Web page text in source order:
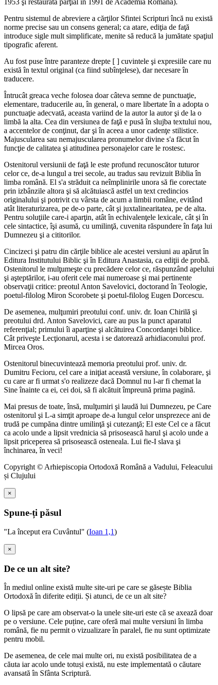
1953 şi restaurată parţial în 1991 de Academia Română).
Pentru sistemul de abreviere a cărţilor Sfintei Scripturi încă nu există
norme precise sau un consens general; ca atare, ediţia de faţă
introduce sigle mult simplificate, menite să reducă la jumătate spaţiul
tipografic aferent.
Au fost puse între paranteze drepte [ ] cuvintele şi expresiile care nu
există în textul original (ca fiind subînţelese), dar necesare în
traducere.
Întrucât greaca veche folosea doar câteva semne de punctuaţie,
elementare, traducerile au, în general, o mare libertate în a adopta o
punctuaţie adecvată, aceasta variind de la autor la autor şi de la o
limbă la alta. Cea din versiunea de faţă e pusă în slujba textului nou,
a accentelor de conţinut, dar şi în aceea a unor cadenţe stilistice.
Majuscularea sau nemajuscularea pronumelor divine s'a făcut în
funcţie de calitatea şi atitudinea personajelor care le rostesc.
Ostenitorul versiunii de faţă le este profund recunoscător tuturor
celor ce, de-a lungul a trei secole, au tradus sau revizuit Biblia în
limba română. El s'a străduit ca neîmplinirile unora să fie corectate
prin izbânzile altora şi să alcătuiască astfel un text credincios
originalului şi potrivit cu vârsta de acum a limbii române, evitând
atât literaturizarea, pe de-o parte, cât şi juxtalinearitatea, pe de alta.
Pentru soluţiile care-i aparţin, atât în echivalenţele lexicale, cât şi în
cele sintactice, îşi asumă, cu umilinţă, cuvenita răspundere în faţa lui
Dumnezeu şi a cititorilor.
Cincizeci şi patru din cărţile biblice ale acestei versiuni au apărut în
Editura Institutului Biblic şi în Editura Anastasia, ca ediţii de probă.
Ostenitorul le mulţumeşte cu precădere celor ce, răspunzând apelului
şi aşteptărilor, i-au oferit cele mai numeroase şi mai pertinente
observaţii critice: preotul Anton Savelovici, doctorand în Teologie,
poetul-filolog Miron Scorobete şi poetul-filolog Eugen Dorcescu.
De asemenea, mulţumiri preotului conf. univ. dr. Ioan Chirilă şi
preotului drd. Anton Savelovici, care au pus la punct aparatul
referenţial; primului îi aparţine şi alcătuirea Concordanţei biblice.
Cât priveşte Lecţionarul, acesta i se datorează arhidiaconului prof.
Mircea Oros.
Ostenitorul binecuvintează memoria preotului prof. univ. dr.
Dumitru Fecioru, cel care a iniţiat această versiune, în colaborare, şi
cu care ar fi urmat s'o realizeze dacă Domnul nu l-ar fi chemat la
Sine înainte ca ei, cei doi, să fi alcătuit împreună prima pagină.
Mai presus de toate, însă, mulţumiri şi laudă lui Dumnezeu, pe Care
ostenitorul şi L-a simţit aproape de-a lungul celor unsprezece ani de
trudă pe cumpăna dintre umilinţă şi cutezanţă; El este Cel ce a făcut
ca acolo unde a lipsit vrednicia să prisosească harul şi acolo unde a
lipsit priceperea să prisosească osteneala. Lui fie-I slava şi
închinarea, în veci!
Copyright © Arhiepiscopia Ortodoxă Română a Vadului, Feleacului
și Clujului
×
Spune-ți păsul
"La început era Cuvântul" (Ioan 1,1)
×
De ce un alt site?
În mediul online există multe site-uri pe care se găsește Biblia
Ortodoxă în diferite ediții. Și atunci, de ce un alt site?
O lipsă pe care am observat-o la unele site-uri este că se axează doar
pe o versiune. Cele puține, care oferă mai multe versiuni în limba
română, fie nu permit o vizualizare în paralel, fie nu sunt optimizate
pentru mobil.
De asemenea, de cele mai multe ori, nu există posibilitatea de a
căuta iar acolo unde totuși există, nu este implementată o căutare
avansată în Sfânta Scriptură.